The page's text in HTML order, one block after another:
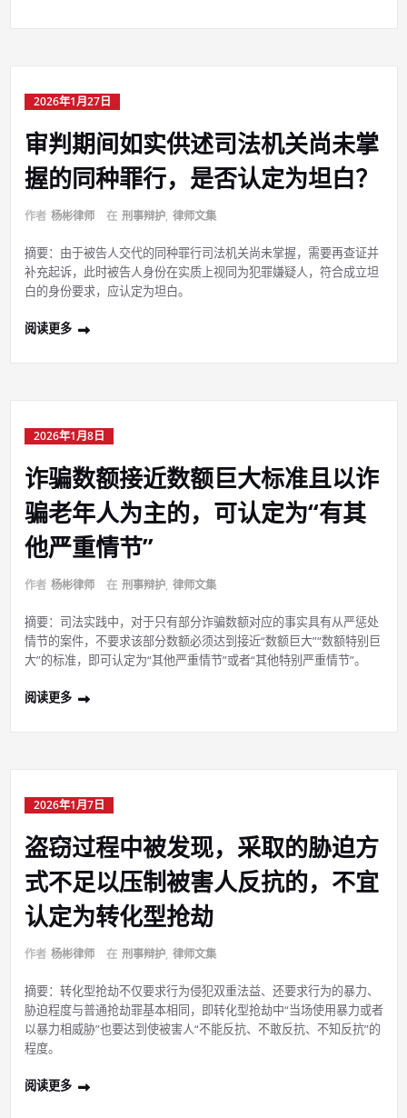
2026年1月27日
审判期间如实供述司法机关尚未掌
握的同种罪行，是否认定为坦白？
作者 杨彬律师 在 刑事辩护, 律师文集
摘要：由于被告人交代的同种罪行司法机关尚未掌握，需要再查证并
补充起诉，此时被告人身份在实质上视同为犯罪嫌疑人，符合成立坦
白的身份要求，应认定为坦白。
阅读更多
2026年1月8日
诈骗数额接近数额巨大标准且以诈
骗老年人为主的，可认定为“有其
他严重情节”
作者 杨彬律师 在 刑事辩护, 律师文集
摘要：司法实践中，对于只有部分诈骗数额对应的事实具有从严惩处
情节的案件，不要求该部分数额必须达到接近“数额巨大”“数额特别巨
大”的标准，即可认定为“其他严重情节”或者“其他特别严重情节”。
阅读更多
2026年1月7日
盗窃过程中被发现，采取的胁迫方
式不足以压制被害人反抗的，不宜
认定为转化型抢劫
作者 杨彬律师 在 刑事辩护, 律师文集
摘要：转化型抢劫不仅要求行为侵犯双重法益、还要求行为的暴力、
胁迫程度与普通抢劫罪基本相同，即转化型抢劫中“当场使用暴力或者
以暴力相威胁”也要达到使被害人“不能反抗、不敢反抗、不知反抗”的
程度。
阅读更多